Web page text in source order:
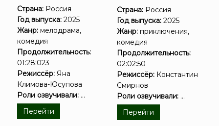
Страна: Россия
Год выпуска: 2025
Жанр: мелодрама,
комедия
Продолжительность:
01:28:023
Режиссёр: Яна
Климова-Юсупова
Роли озвучивали: ...
Перейти
Страна: Россия
Год выпуска: 2025
Жанр: приключения,
комедия
Продолжительность:
02:02:50
Режиссёр: Константин
Смирнов
Роли озвучивали: ...
Перейти